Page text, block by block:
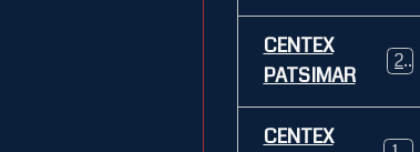
CENTEX
PATSIMAR
21
CENTEX